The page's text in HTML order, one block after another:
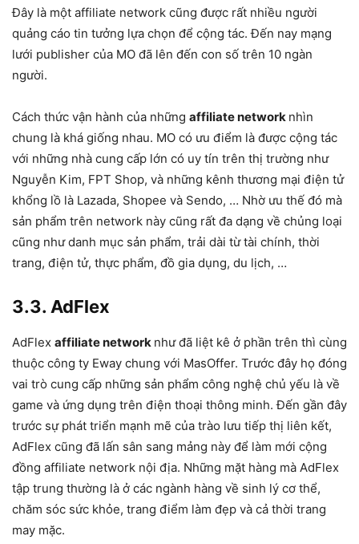
Đây là một affiliate network cũng được rất nhiều người
quảng cáo tin tưởng lựa chọn để cộng tác. Đến nay mạng
lưới publisher của MO đã lên đến con số trên 10 ngàn
người.
Cách thức vận hành của những affiliate network nhìn
chung là khá giống nhau. MO có ưu điểm là được cộng tác
với những nhà cung cấp lớn có uy tín trên thị trường như
Nguyễn Kim, FPT Shop, và những kênh thương mại điện tử
khổng lồ là Lazada, Shopee và Sendo, … Nhờ ưu thế đó mà
sản phẩm trên network này cũng rất đa dạng về chủng loại
cũng như danh mục sản phẩm, trải dài từ tài chính, thời
trang, điện tử, thực phẩm, đồ gia dụng, du lịch, …
3.3. AdFlex
AdFlex affiliate network như đã liệt kê ở phần trên thì cùng
thuộc công ty Eway chung với MasOffer. Trước đây họ đóng
vai trò cung cấp những sản phẩm công nghệ chủ yếu là về
game và ứng dụng trên điện thoại thông minh. Đến gần đây
trước sự phát triển mạnh mẽ của trào lưu tiếp thị liên kết,
AdFlex cũng đã lấn sân sang mảng này để làm mới cộng
đồng affiliate network nội địa. Những mặt hàng mà AdFlex
tập trung thường là ở các ngành hàng về sinh lý cơ thể,
chăm sóc sức khỏe, trang điểm làm đẹp và cả thời trang
may mặc.